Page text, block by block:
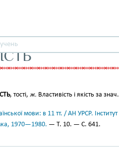
, тості, ж. Властивість і якість за
мови: в 11 тт. / АН УРСР.
1970—1980. — Т. 10. — С. 641.